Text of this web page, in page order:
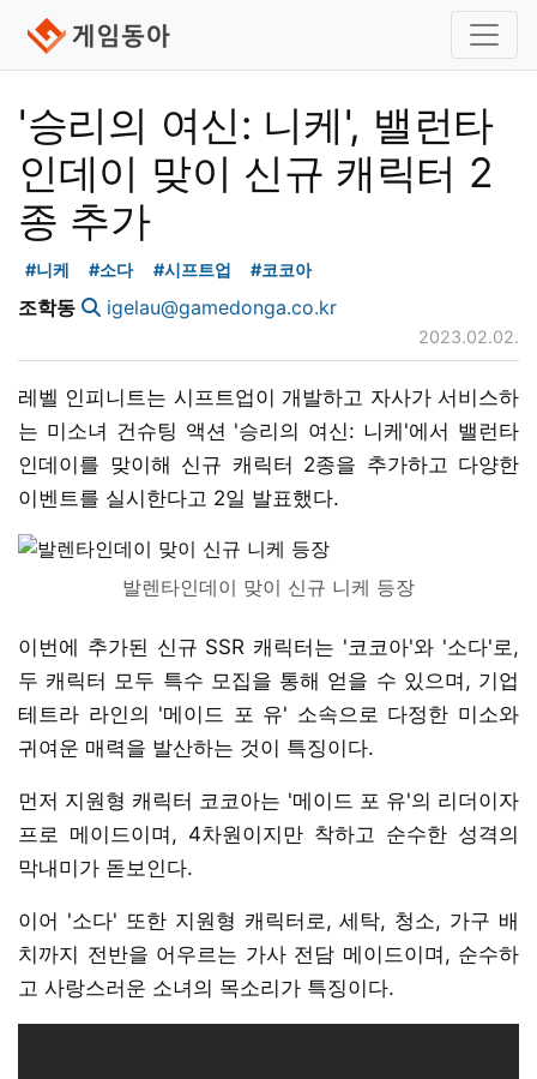
'승리의 여신: 니케', 밸런타
인데이 맞이 신규 캐릭터 2
종 추가
#니케 #소다 #시프트업 #코코아
조학동 igelau@gamedonga.co.kr
2023.02.02.
레벨 인피니트는 시프트업이 개발하고 자사가 서비스하
는 미소녀 건슈팅 액션 '승리의 여신: 니케'에서 밸런타
인데이를 맞이해 신규 캐릭터 2종을 추가하고 다양한
이벤트를 실시한다고 2일 발표했다.
발렌타인데이 맞이 신규 니케 등장
이번에 추가된 신규 SSR 캐릭터는 '코코아'와 '소다'로,
두 캐릭터 모두 특수 모집을 통해 얻을 수 있으며, 기업
테트라 라인의 '메이드 포 유' 소속으로 다정한 미소와
귀여운 매력을 발산하는 것이 특징이다.
먼저 지원형 캐릭터 코코아는 '메이드 포 유'의 리더이자
프로 메이드이며, 4차원이지만 착하고 순수한 성격의
막내미가 돋보인다.
이어 '소다' 또한 지원형 캐릭터로, 세탁, 청소, 가구 배
치까지 전반을 어우르는 가사 전담 메이드이며, 순수하
고 사랑스러운 소녀의 목소리가 특징이다.